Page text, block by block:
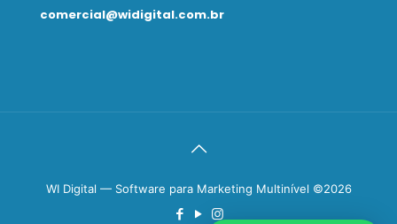
comercial@widigital.com.br
WI Digital — Software para Marketing Multinível ©2026